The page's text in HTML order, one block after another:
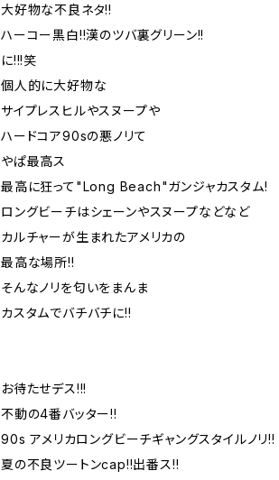
大好物な不良ネタ!!
ハーコー黒白!!漢のツバ裏グリーン!!
に!!!笑
個人的に大好物な
サイプレスヒルやスヌープや
ハードコア90sの悪ノリて
やぱ最高ス
最高に狂って"Long Beach"ガンジャカスタム!
ロングビーチはシェーンやスヌープなどなど
カルチャーが生まれたアメリカの
最高な場所!!
そんなノリを匂いをまんま
カスタムでバチバチに!!
お待たせデス!!!
不動の4番バッター!!
90s アメリカロングビーチギャングスタイルノリ!!
夏の不良ツートンcap!!出番ス!!